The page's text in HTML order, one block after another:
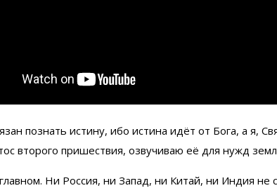
познать истину, ибо истина идёт от Бога, а я,
второго пришествия, озвучиваю её для нужд
Ни Россия, ни Запад, ни Китай, ни Индия не